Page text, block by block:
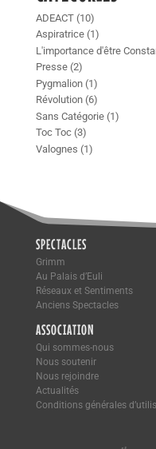
ADEACT(10)
Aspiratrice(1)
L'importance d'être
Presse(2)
Pygmalion(1)
Révolution(6)
Sans Catégorie(1)
Toc Toc(3)
Valognes (1)
SPECTACLES
Grimm
Au Palais d’Euli
Réseaux et Sentiments
Anciens Spectacles
ASSOCIATION
Qui sommes-nous
Nous soutenir
Nous rejoindre
Actualités
Conditions générales